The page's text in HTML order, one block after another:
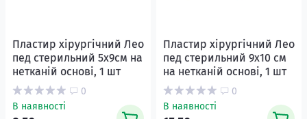
Пластир хірургічний Лео
пед стерильний 5х9см на
нетканій основі, 1 шт
0
В наявності
Пластир хірургічний Лео
пед стерильний 9х10 см
на нетканій основі, 1 шт
0
В наявності